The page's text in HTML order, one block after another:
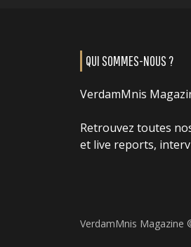
QUI SOMMES-NOUS ?
VerdamMnis
Retrouvez toutes
et live reports,
VerdamMnis Magazine